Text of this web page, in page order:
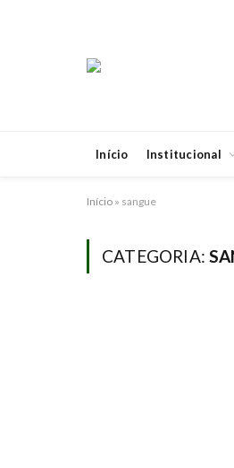
Início Institucional
Início » sangue
CATEGORIA: